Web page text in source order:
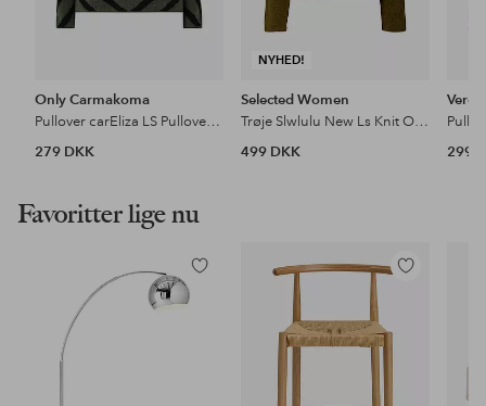
Only Carmakoma
Pullover carEliza LS Pullover Knt
279 DKK
NYHED!
Selected Women
Trøje Slwlulu New Ls Knit O-Neck
499 DKK
Vero
299
Favoritter lige nu
Tilføj
til
Tilføj